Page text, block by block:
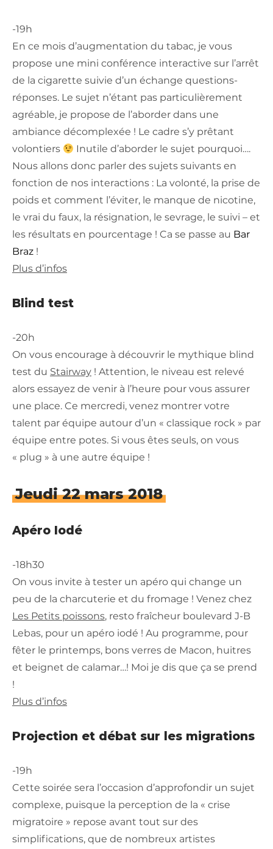
-19h
En ce mois d’augmentation du tabac, je vous
propose une mini conférence interactive sur l’arrêt
de la cigarette suivie d’un échange questions-
réponses. Le sujet n’étant pas particulièrement
agréable, je propose de l’aborder dans une
ambiance décomplexée ! Le cadre s’y prêtant
volontiers
Inutile d’aborder le sujet pourquoi….
Nous allons donc parler des sujets suivants en
fonction de nos interactions : La volonté, la prise de
poids et comment l’éviter, le manque de nicotine,
le vrai du faux, la résignation, le sevrage, le suivi – et
les résultats en pourcentage ! Ca se passe au Bar
Braz !
Plus d’infos
Blind test
-20h
On vous encourage à découvrir le mythique blind
test du Stairway ! Attention, le niveau est relevé
alors essayez de venir à l’heure pour vous assurer
une place. Ce mercredi, venez montrer votre
talent par équipe autour d’un « classique rock » par
équipe entre potes. Si vous êtes seuls, on vous
« plug » à une autre équipe !
Jeudi 22 mars 2018
Apéro Iodé
-18h30
On vous invite à tester un apéro qui change un
peu de la charcuterie et du fromage ! Venez chez
Les Petits poissons, resto fraîcheur boulevard J-B
Lebas, pour un apéro iodé ! Au programme, pour
fêter le printemps, bons verres de Macon, huitres
et beignet de calamar…! Moi je dis que ça se prend
!
Plus d’infos
Projection et débat sur les migrations
-19h
Cette soirée sera l’occasion d’approfondir un sujet
complexe, puisque la perception de la « crise
migratoire » repose avant tout sur des
simplifications, que de nombreux artistes